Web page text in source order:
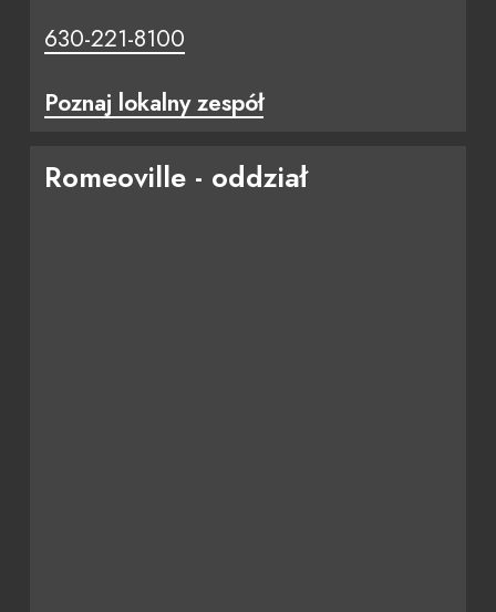
630-221-8100
Poznaj lokalny zespół
Romeoville - oddział